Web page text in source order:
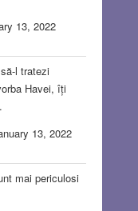
13, 2022
l tratezi
Havei, îți
13, 2022
mai periculosi